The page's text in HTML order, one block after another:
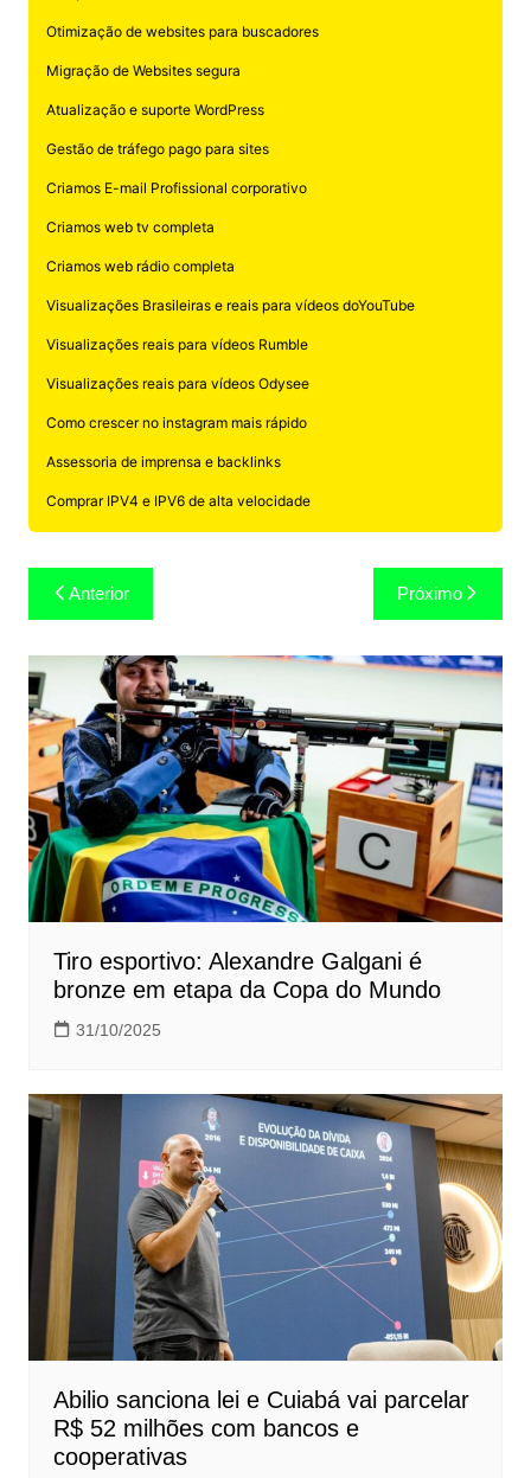
Otimização de websites para buscadores
Migração de Websites segura
Atualização e suporte WordPress
Gestão de tráfego pago para sites
Criamos E-mail Profissional corporativo
Criamos web tv completa
Criamos web rádio completa
Visualizações Brasileiras e reais para vídeos doYouTube
Visualizações reais para vídeos Rumble
Visualizações reais para vídeos Odysee
Como crescer no instagram mais rápido
Assessoria de imprensa e backlinks
Comprar IPV4 e IPV6 de alta velocidade
Navegação
de
Post
Anterior Próximo
Tiro esportivo: Alexandre Galgani é
bronze em etapa da Copa do Mundo
31/10/2025
Abilio sanciona lei e Cuiabá vai parcelar
R$ 52 milhões com bancos e
cooperativas